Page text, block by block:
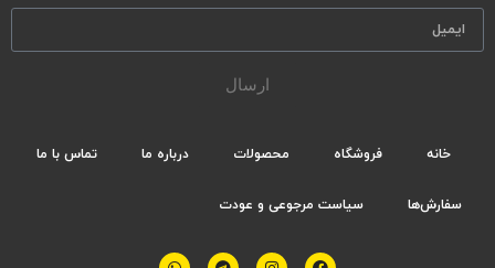
ارسال
خانه فروشگاه محصولات درباره ما تماس با ما
سفارش‌ها سیاست مرجوعی و عودت